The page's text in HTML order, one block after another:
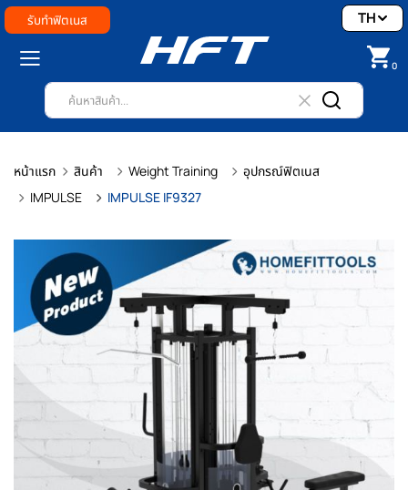
รับทำฟิตเนส
0
TH
หน้าแรก สินค้า Weight Training
อุปกรณ์ฟิตเนส
IMPULSE
IMPULSE IF9327